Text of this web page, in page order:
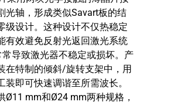
光轴，形成类似Savart板的结
级设计。这种设计不仅热稳定
有效避免反射光返回激光系统
导致激光器不稳定或损坏。产
在特制的倾斜/旋转支架中，用
装即可快速调谐至所需波长。
Ø11 mm和Ø24 mm两种规格，